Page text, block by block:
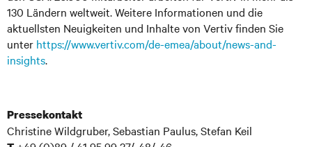
130 Ländern weltweit. Weitere Informationen und die
aktuellsten Neuigkeiten und Inhalte von Vertiv finden Sie
unter https://www.vertiv.com/de-emea/about/news-and-
insights.
Pressekontakt
Christine Wildgruber, Sebastian Paulus, Stefan Keil